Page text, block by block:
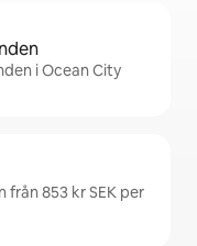
i Ocean City
853 kr SEK per